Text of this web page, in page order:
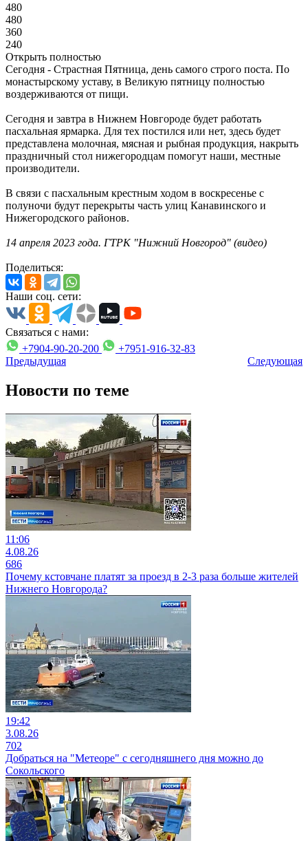
480
480
360
240
Открыть полностью
Сегодня - Страстная Пятница, день самого строго поста. По
монастырскому уставу, в Великую пятницу полностью
воздерживаются от пищи.
Сегодня и завтра в Нижнем Новгороде будет работать
пасхальная ярмарка. Для тех постился или нет, здесь будет
представлена молочная, мясная и рыбная продукция, накрыть
праздничный стол нижегородцам помогут наши, местные
производители.
В связи с пасхальным крестным ходом в воскресенье с
полуночи будут перекрыты часть улиц Канавинского и
Нижегородского районов.
14 апреля 2023 года. ГТРК "Нижний Новгород" (видео)
Поделиться:
Наши соц. сети:
Связаться с нами:
+7904-90-20-200
+7951-916-32-83
Предыдущая
Следующая
Новости по теме
11:06
4.08.26
686
Почему кстовчане платят за проезд в 2-3 раза больше жителей
Нижнего Новгорода?
19:42
3.08.26
702
Добраться на "Метеоре" с сегодняшнего дня можно до
Сокольского